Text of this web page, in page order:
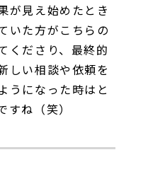
が見え始めたとき
いた方がこちらの
くださり、最終的
しい相談や依頼を
うになった時はと
すね（笑）